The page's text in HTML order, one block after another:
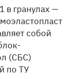
в гранулах —
собой
(СБС)
по ТУ